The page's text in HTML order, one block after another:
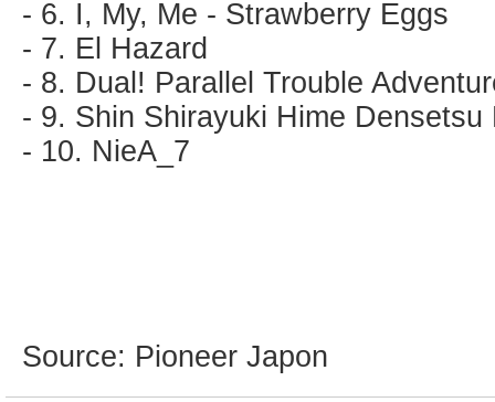
- 6. I, My, Me - Strawberry Eggs
- 7. El Hazard
- 8. Dual! Parallel Trouble
- 9. Shin Shirayuki Hime Densetsu
- 10. NieA_7
Source: Pioneer Japon